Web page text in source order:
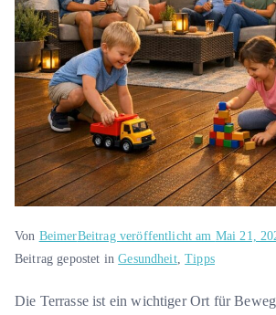
Von BeimerBeitrag veröffentlicht am Mai 21,
Beitrag gepostet inGesundheit,Tipps
Die Terrasse ist ein wichtiger Ort für